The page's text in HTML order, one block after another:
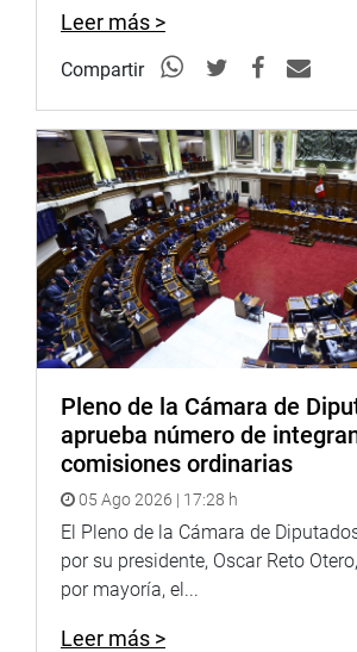
Leer más >
Compartir
Pleno de la Cámara de
aprueba número de
comisiones ordinarias
05 Ago 2026 | 17:28 h
El Pleno de la Cámara de
por su presidente, Oscar Reto
por mayoría, el...
Leer más >